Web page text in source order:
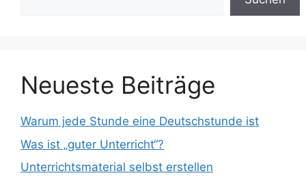
Neueste Beiträge
Warum jede Stunde eine Deutschstunde ist
Was ist „guter Unterricht“?
Unterrichtsmaterial selbst erstellen